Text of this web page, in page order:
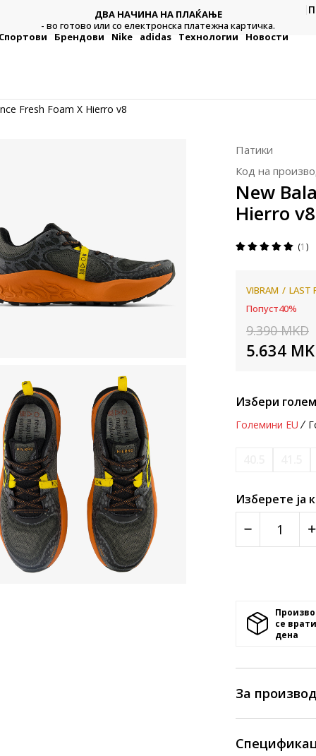
ДВА НАЧИНА НА ПЛАЌАЊЕ
- во готово или со електронска платежна картичка.
Брендови Nike adidas Технологии Новости
Fresh Foam X Hierro v8
Патики
Код на
New
Hierro v8
1
VIBRAM
LAST
Попуст40%
9.390 MKD
5.634
Избери
Големини EU
Изберете ја
се
денa
За